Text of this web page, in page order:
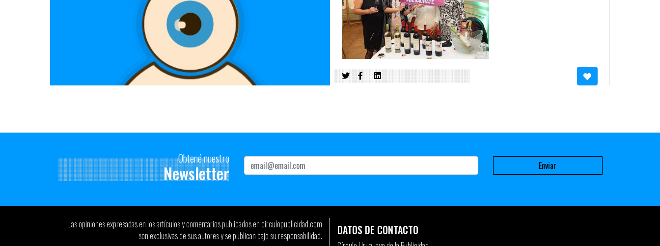
Obtené nuestro
Newsletter
Las opiniones expresadas en los artículos y comentarios publicados en circulopublicidad.com
son exclusivas de sus autores y se publican bajo su responsabilidad.
DATOS DE CONTACTO